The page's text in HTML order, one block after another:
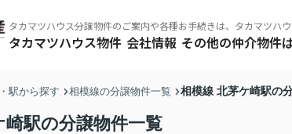
タカマツハウス分譲物件のご案内や各種お手続きは、タカマツハ
タカマツハウス物件 会社情報 その他の仲介物件
駅から探す 相模線の分譲物件一覧 相模線 北茅ケ崎駅の
崎駅の分譲物件一覧